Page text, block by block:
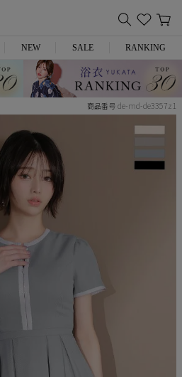
NEW SALE RANKING
商品番号 de-md-de3357z1